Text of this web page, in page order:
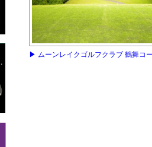
▶ ムーンレイクゴルフクラブ 鶴舞コ